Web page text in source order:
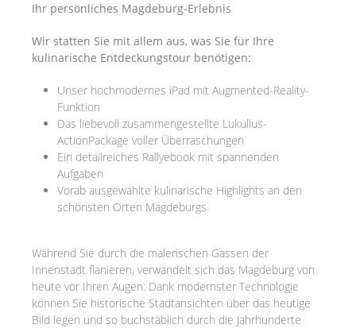
Ihr persönliches Magdeburg-Erlebnis
Wir statten Sie mit allem aus, was Sie für Ihre
kulinarische Entdeckungstour benötigen:
Unser hochmodernes iPad mit Augmented-Reality-
Funktion
Das liebevoll zusammengestellte Lukullus-
ActionPackage voller Überraschungen
Ein detailreiches Rallyebook mit spannenden
Aufgaben
Vorab ausgewählte kulinarische Highlights an den
schönsten Orten Magdeburgs
Während Sie durch die malerischen Gassen der
Innenstadt flanieren, verwandelt sich das Magdeburg von
heute vor Ihren Augen: Dank modernster Technologie
können Sie historische Stadtansichten über das heutige
Bild legen und so buchstäblich durch die Jahrhunderte